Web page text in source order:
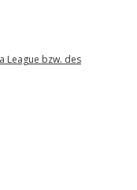
League bzw. des